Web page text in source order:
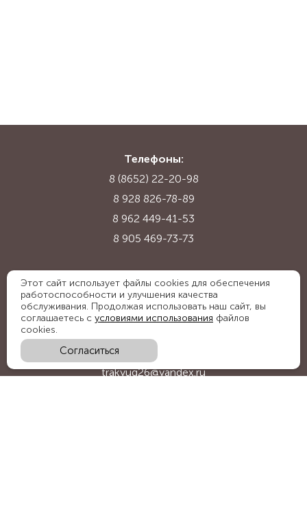
Телефоны:
8 (8652) 22-20-98
8 928 826-78-89
8 962 449-41-53
8 905 469-73-73
Адрес:
Ставропольский край, с. Надежда,
ул. Промышленная, 1Б
trakyug26@yandex.ru
Этот сайт использует файлы cookies для обеспечения
работоспособности и улучшения качества
обслуживания. Продолжая использовать наш сайт, вы
соглашаетесь с условиями использования файлов
cookies.
Согласиться